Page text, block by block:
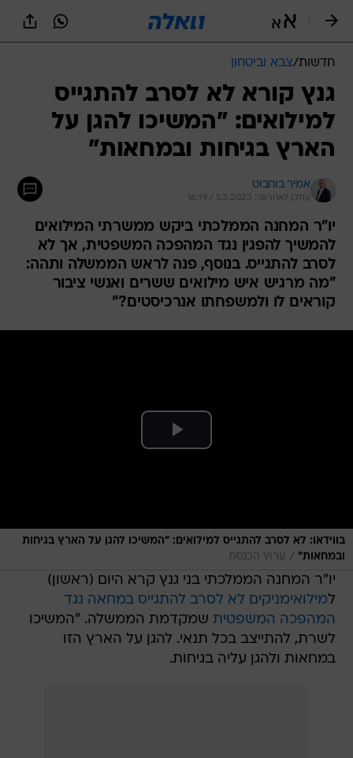
חדשות/צבא וביטחון
גנץ קורא לא לסרב להתגייס
למילואים: "המשיכו להגן על
הארץ בגיחות ובמחאות"
אמיר בוחבוט
עודכן לאחרונה: 5.3.2023 / 16:19
יו"ר המחנה הממלכתי ביקש ממשרתי המילואים
להמשיך להפגין נגד המהפכה המשפטית, אך לא
לסרב להתגייס. בנוסף, פנה לראש הממשלה ותהה:
"מה מרגיש איש מילואים ששרים ואנשי ציבור
קוראים לו ולמשפחתו אנרכיסטים?"
בווידאו: לא לסרב להתגייס למילואים: "המשיכו להגן על הארץ בגיחות
ובמחאות" / ערוץ הכנסת
יו"ר המחנה הממלכתי בני גנץ קרא היום (ראשון)
למילואימניקים לא לסרב להתגייס במחאה נגד
המהפכה המשפטית שמקדמת הממשלה. "המשיכו
לשרת, להתייצב בכל תנאי. להגן על הארץ הזו
במחאות ולהגן עליה בגיחות.